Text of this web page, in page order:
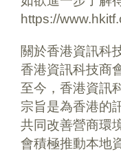
https://
關於香港資訊科
香港資訊科技商
至今，香港資訊
宗旨是為香港的
共同改善營商環
會積極推動本地